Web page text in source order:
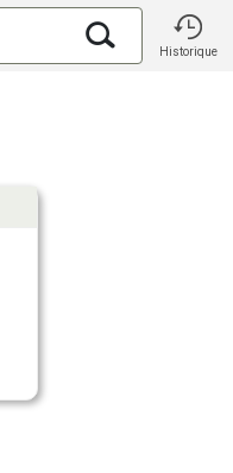
Historique